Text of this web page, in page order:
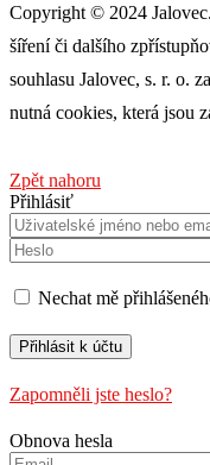
Copyright © 2024
šíření či dalšího
souhlasu Jalovec, s. r. o.
nutná cookies, která jsou
Zpět nahoru
Přihlásiť
Nechat mě
Zapomněli jste heslo?
Obnova hesla